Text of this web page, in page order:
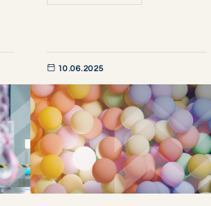
10.06.2025
DÉCOUVRIR MAINTENANT